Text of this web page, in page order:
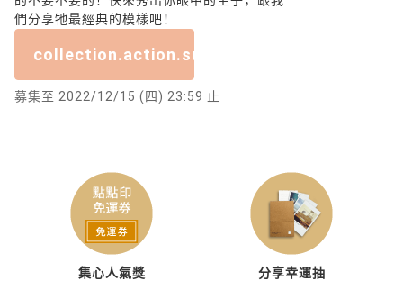
們分享牠最經典的模樣吧！
collection.action.submission_closed
募集至 2022/12/15 (四) 23:59 止
集心人氣獎 分享幸運抽